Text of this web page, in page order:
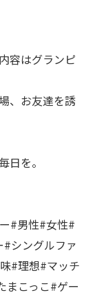
容はグランピ
、お友達を誘
日を。
#男性#女性#
シングルファ
#理想#マッチ
まこっこ#ゲー